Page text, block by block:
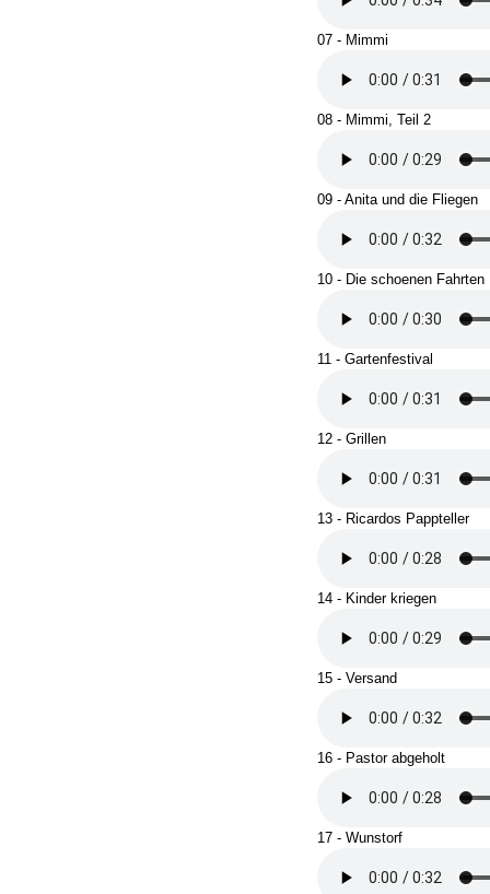
07 - Mimmi
08 - Mimmi, Teil 2
09 - Anita und die Fliegen
10 - Die schoenen Fahrten
11 - Gartenfestival
12 - Grillen
13 - Ricardos Pappteller
14 - Kinder kriegen
15 - Versand
16 - Pastor abgeholt
17 - Wunstorf